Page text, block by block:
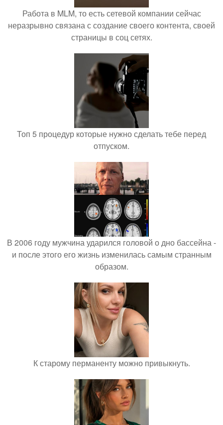
Работа в MLM, то есть сетевой компании сейчас
неразрывно связана с создание своего контента, своей
страницы в соц сетях.
Топ 5 процедур которые нужно сделать тебе перед
отпуском.
В 2006 году мужчина ударился головой о дно бассейна -
и после этого его жизнь изменилась самым странным
образом.
К старому перманенту можно привыкнуть.